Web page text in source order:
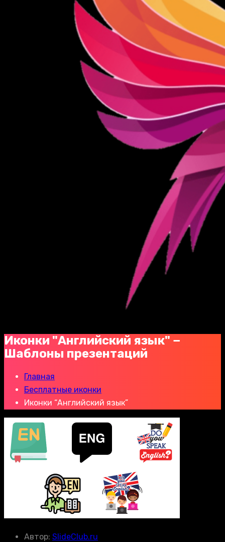
Иконки "Английский язык" −
Шаблоны презентаций
Главная
Бесплатные иконки
Иконки “Английский язык”
Автор: SlideClub.ru